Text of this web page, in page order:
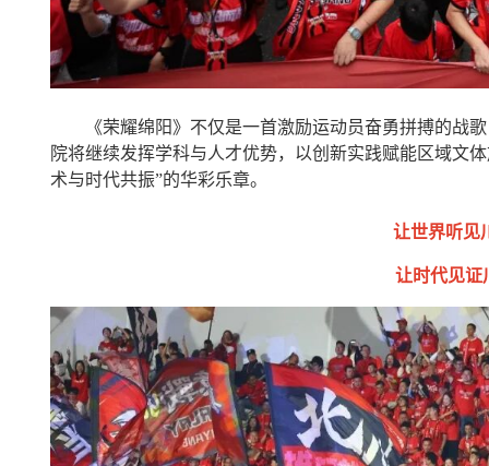
《荣耀绵阳》不仅是一首激励运动员奋勇拼搏的战
院将继续发挥学科与人才优势，以创新实践赋能区域文
术与时代共振”的华彩乐章。
让世界听见
让时代见证